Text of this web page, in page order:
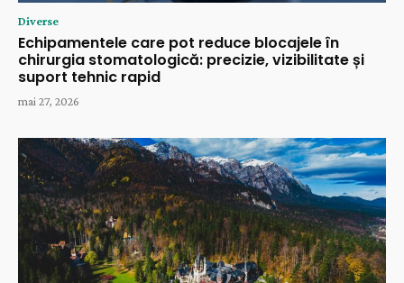
Diverse
Echipamentele care pot reduce blocajele în
chirurgia stomatologică: precizie, vizibilitate și
suport tehnic rapid
mai 27, 2026